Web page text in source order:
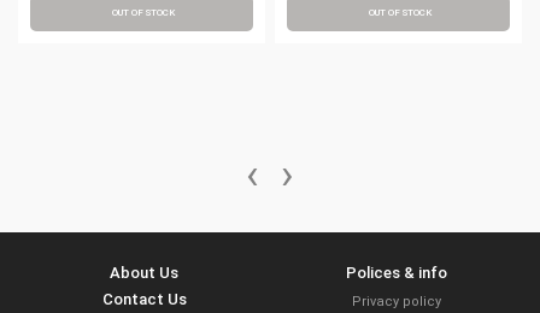
OUT OF STOCK OUT OF STOCK
‹ ›
About Us
Contact Us
Polices & info
Privacy policy